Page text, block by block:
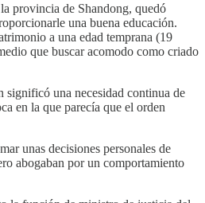
provincia de Shandong, quedó
una buena educación.
a una edad temprana (19
que buscar acomodo como criado
significó una necesidad continua de
en la que parecía que el orden
unas decisiones personales de
abogaban por un comportamiento